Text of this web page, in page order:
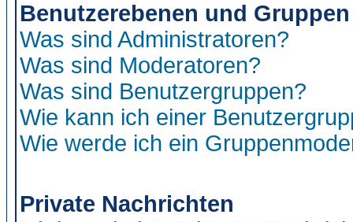
Benutzerebenen und Gruppen
Was sind Administratoren?
Was sind Moderatoren?
Was sind Benutzergruppen?
Wie kann ich einer
Wie werde ich ein
Private Nachrichten